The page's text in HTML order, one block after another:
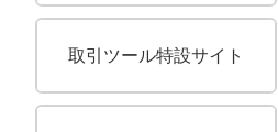
取引ツール特設サイト